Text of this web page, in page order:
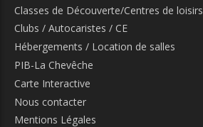
Classes de Découverte/Centres de loisirs
Clubs / Autocaristes / CE
Hébergements / Location de salles
PIB-La Chevêche
Carte Interactive
Nous contacter
Mentions Légales